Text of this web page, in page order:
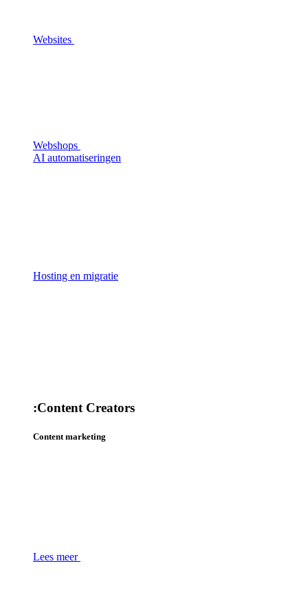
Websites
Webshops
AI automatiseringen
Hosting en migratie
:Content Creators
Content marketing
Lees meer